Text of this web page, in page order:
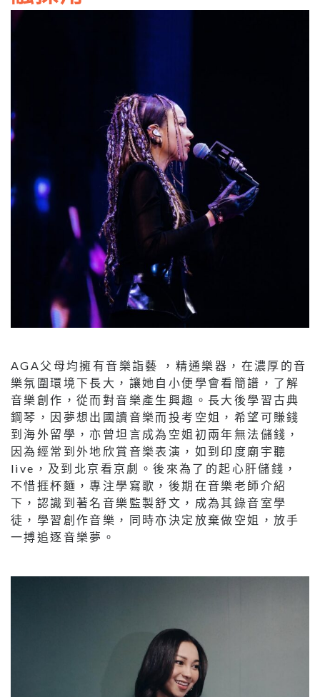
AGA父母均擁有音樂詣藝 ，精通樂器，在濃厚的音
樂氛圍環境下長大，讓她自小便學會看簡譜，了解
音樂創作，從而對音樂產生興趣。長大後學習古典
鋼琴，因夢想出國讀音樂而投考空姐，希望可賺錢
到海外留學，亦曾坦言成為空姐初兩年無法儲錢，
因為經常到外地欣賞音樂表演，如到印度廟宇聽
live，及到北京看京劇。後來為了的起心肝儲錢，
不惜捱杯麵，專注學寫歌，後期在音樂老師介紹
下，認識到著名音樂監製舒文，成為其錄音室學
徒，學習創作音樂，同時亦決定放棄做空姐，放手
一搏追逐音樂夢。